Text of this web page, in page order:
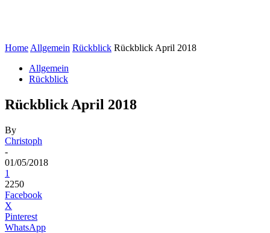
Home Allgemein Rückblick Rückblick April 2018
Allgemein
Rückblick
Rückblick April 2018
By
Christoph
-
01/05/2018
1
2250
Facebook
X
Pinterest
WhatsApp